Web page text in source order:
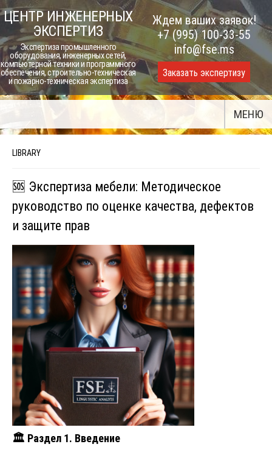
Skip
to
content
ЦЕНТР ИНЖЕНЕРНЫХ
ЭКСПЕРТИЗ
Экспертиза промышленного
оборудования, инженерных сетей,
компьютерной техники и программного
обеспечения, строительно-техническая
и пожарно-техническая экспертиза
Ждем ваших заявок!
+7 (995) 100-33-55
info@fse.ms
Заказать экспертизу
МЕНЮ
LIBRARY
🆘 Экспертиза мебели: Методическое
руководство по оценке качества, дефектов
и защите прав
🏛 ️ Раздел 1. Введение